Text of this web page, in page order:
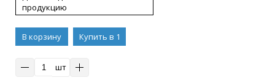
продукцию
В корзину
Купить в 1
шт